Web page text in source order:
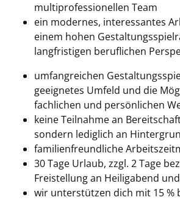
multiprofessionellen Team
ein modernes, interessantes
einem hohen
langfristigen beruflichen
umfangreichen
geeignetes Umfeld und die
fachlichen und persönlichen
keine Teilnahme an
sondern lediglich an
familienfreundliche
30 Tage Urlaub, zzgl. 2 Tage
Freistellung an Heiligabend
wir unterstützen dich mit 15 %